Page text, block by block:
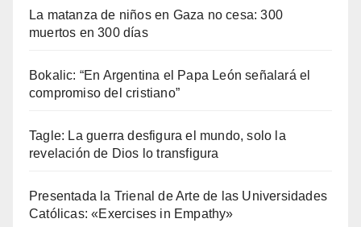
La matanza de niños en Gaza no cesa: 300
muertos en 300 días
Bokalic: “En Argentina el Papa León señalará el
compromiso del cristiano”
Tagle: La guerra desfigura el mundo, solo la
revelación de Dios lo transfigura
Presentada la Trienal de Arte de las Universidades
Católicas: «Exercises in Empathy»